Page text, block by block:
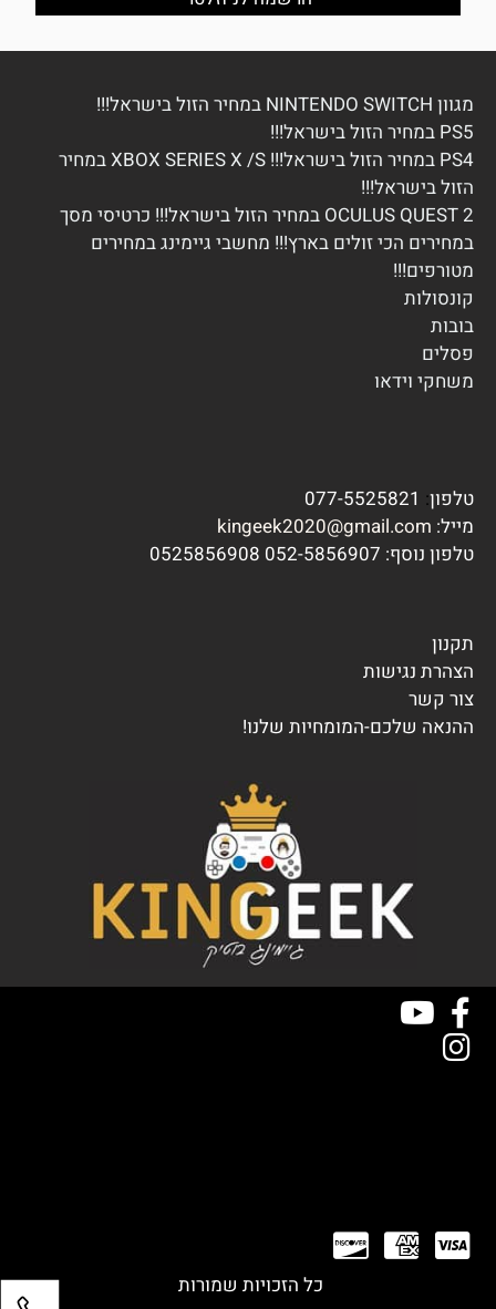
מגוון NINTENDO SWITCH במחיר הזול בישראל!!!
PS5 במחיר הזול בישראל!!!
PS4 במחיר הזול בישראל!!! XBOX SERIES X /S במחיר
הזול בישראל!!!
OCULUS QUEST 2 במחיר הזול בישראל!!! כרטיסי מסך
במחירים הכי זולים בארץ!!! מחשבי גיימינג במחירים
מטורפים!!!
קונסולות
בובות
פסלים
משחקי וידאו
טלפון:
077-5525821
מייל: kingeek2020@gmail.com
טלפון נוסף:
052-5856907 0525856908
תקנון
הצהרת נגישות
צור קשר
ההנאה שלכם-המומחיות שלנו!
כל הזכויות שמורות